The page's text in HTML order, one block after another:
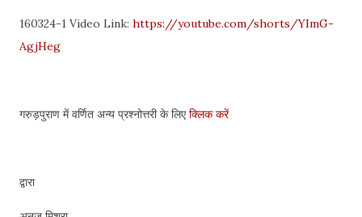
160324-1 Video Link: https://youtube.com/shorts/YImG-
AgjHeg
गरुड़पुराण में वर्णित अन्य प्रश्नोत्तरी के लिए क्लिक करें
द्वारा